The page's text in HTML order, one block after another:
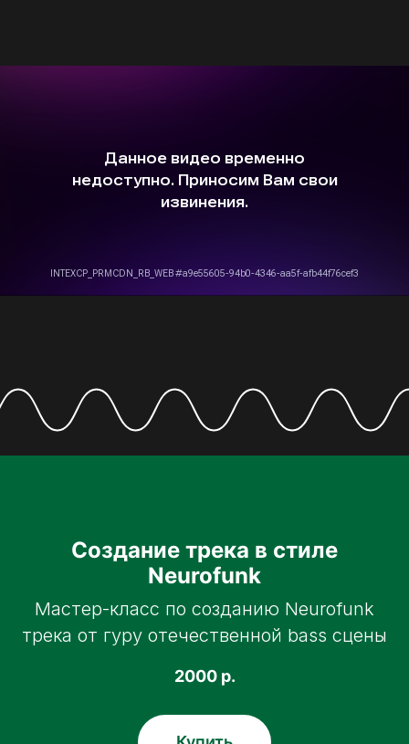
Создание трека в стиле
Neurofunk
Мастер-класс по созданию Neurofunk
трека от гуру отечественной bass сцены
2000 р.